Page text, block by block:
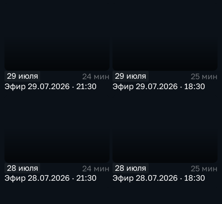
29 июля
24 мин
Эфир 29.07.2026 · 21:30
29 июля
25 мин
Эфир 29.07.2026 · 18:30
28 июля
24 мин
Эфир 28.07.2026 · 21:30
28 июля
25 мин
Эфир 28.07.2026 · 18:30